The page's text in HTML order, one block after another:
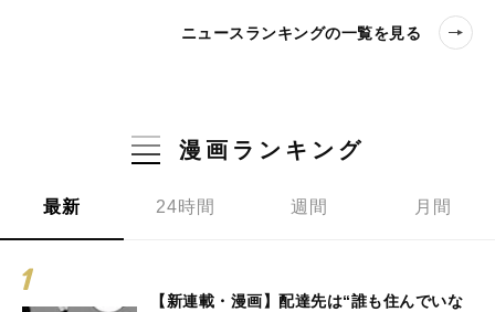
ニュースランキングの一覧を見る
漫画ランキング
最新 24時間 週間 月間
【新連載・漫画】配達先は“誰も住んでいな